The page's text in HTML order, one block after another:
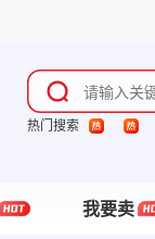
热门搜索
我要卖